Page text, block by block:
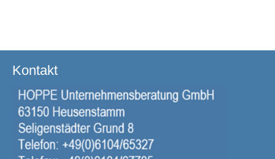
Kontakt